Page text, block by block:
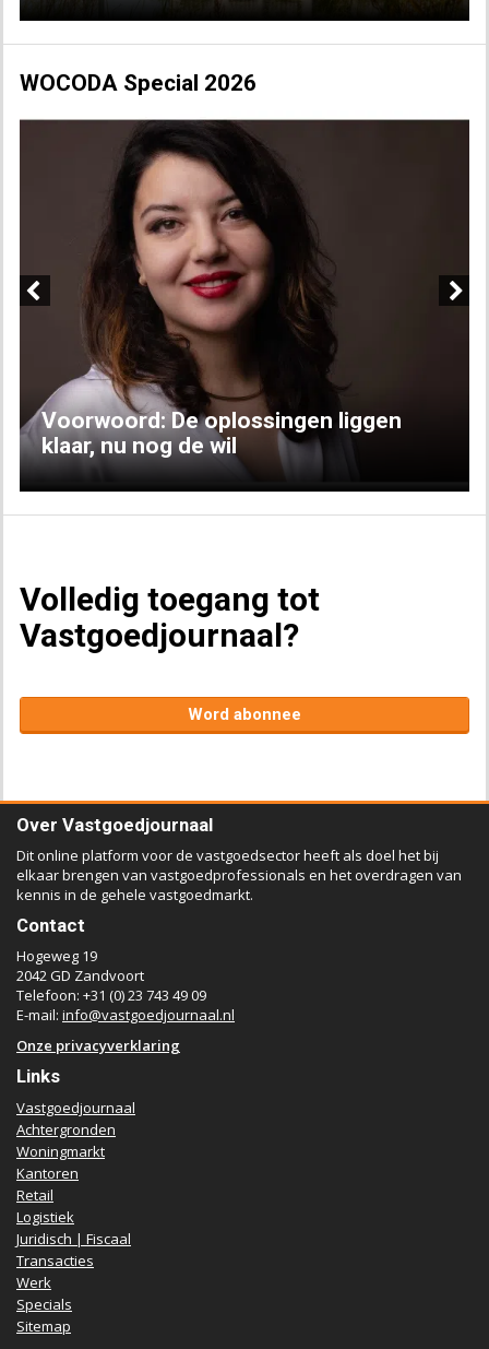
WOCODA Special 2026
Voorwoord: De oplossingen liggen
klaar, nu nog de wil
Volledig toegang tot
Vastgoedjournaal?
Word abonnee
Over Vastgoedjournaal
Dit online platform voor de vastgoedsector heeft als doel het bij
elkaar brengen van vastgoedprofessionals en het overdragen van
kennis in de gehele vastgoedmarkt.
Contact
Hogeweg 19
2042 GD Zandvoort
Telefoon: +31 (0) 23 743 49 09
E-mail: info@vastgoedjournaal.nl
Onze privacyverklaring
Links
Vastgoedjournaal
Achtergronden
Woningmarkt
Kantoren
Retail
Logistiek
Juridisch | Fiscaal
Transacties
Werk
Specials
Sitemap